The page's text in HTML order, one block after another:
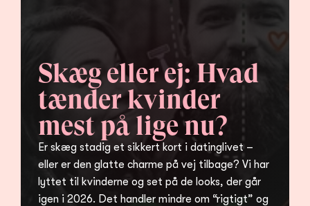
Skæg eller ej: Hvad
tænder kvinder
mest på lige nu?
Er skæg stadig et sikkert kort i datinglivet –
eller er den glatte charme på vej tilbage? Vi har
lyttet til kvinderne og set på de looks, der går
igen i 2026. Det handler mindre om “rigtigt” og